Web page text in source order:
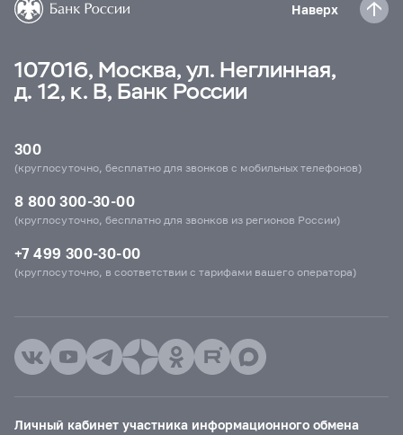
Наверх
107016, Москва, ул. Неглинная,
д. 12, к. В, Банк России
300
(круглосуточно, бесплатно для звонков с мобильных телефонов)
8 800 300-30-00
(круглосуточно, бесплатно для звонков из регионов России)
+7 499 300-30-00
(круглосуточно, в соответствии с тарифами вашего оператора)
Личный кабинет участника информационного обмена